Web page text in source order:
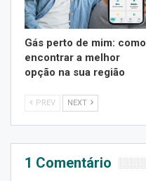
Gás perto de mim: como
encontrar a melhor
opção na sua região
PREV NEXT
1 Comentário